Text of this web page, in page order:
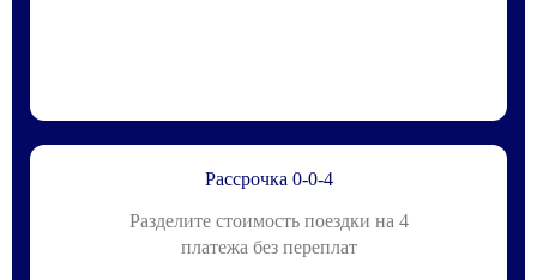
Рассрочка 0-0-4
Разделите стоимость поездки на 4
платежа без переплат